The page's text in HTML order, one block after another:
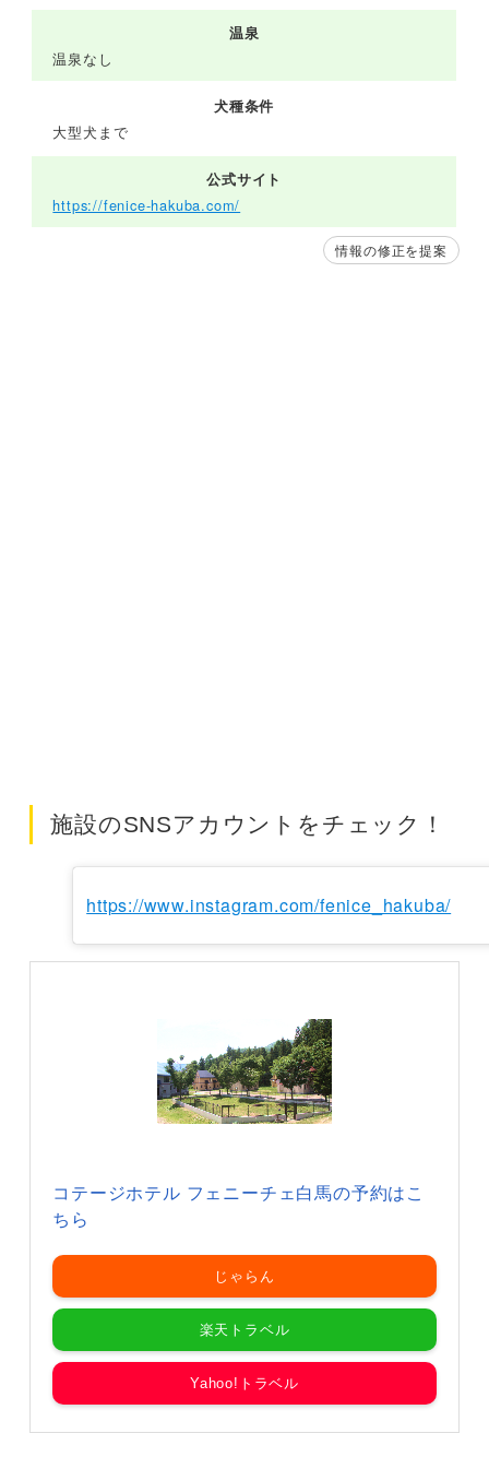
温泉
温泉なし
犬種条件
大型犬まで
公式サイト
https://fenice-hakuba.com/
情報の修正を提案
施設のSNSアカウントをチェック！
https://www.instagram.com/fenice_hakuba/
コテージホテル フェニーチェ白馬の予約はこ
ちら
じゃらん
楽天トラベル
Yahoo!トラベル